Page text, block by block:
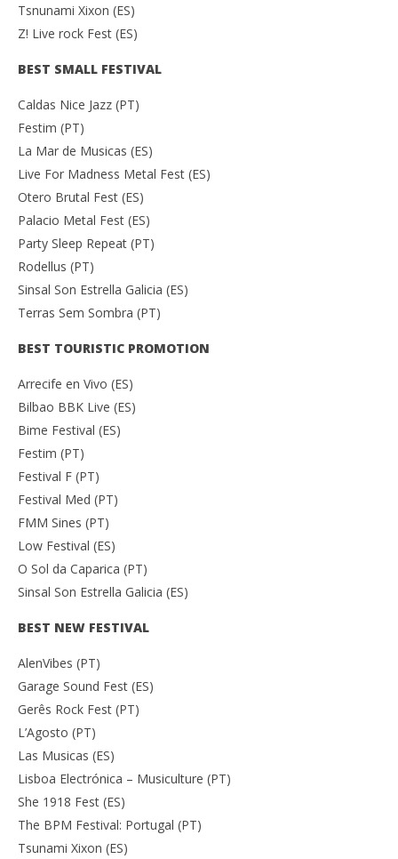
Tsnunami Xixon (ES)
Z! Live rock Fest (ES)
BEST SMALL FESTIVAL
Caldas Nice Jazz (PT)
Festim (PT)
La Mar de Musicas (ES)
Live For Madness Metal Fest (ES)
Otero Brutal Fest (ES)
Palacio Metal Fest (ES)
Party Sleep Repeat (PT)
Rodellus (PT)
Sinsal Son Estrella Galicia (ES)
Terras Sem Sombra (PT)
BEST TOURISTIC PROMOTION
Arrecife en Vivo (ES)
Bilbao BBK Live (ES)
Bime Festival (ES)
Festim (PT)
Festival F (PT)
Festival Med (PT)
FMM Sines (PT)
Low Festival (ES)
O Sol da Caparica (PT)
Sinsal Son Estrella Galicia (ES)
BEST NEW FESTIVAL
AlenVibes (PT)
Garage Sound Fest (ES)
Gerês Rock Fest (PT)
L’Agosto (PT)
Las Musicas (ES)
Lisboa Electrónica – Musiculture (PT)
She 1918 Fest (ES)
The BPM Festival: Portugal (PT)
Tsunami Xixon (ES)